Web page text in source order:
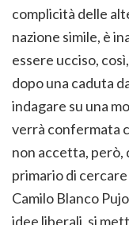
complicità delle
nazione simile, è
essere ucciso,
dopo una caduta
indagare su una
verrà confermata
non accetta, però,
primario di
Camilo Blanco
idee liberali, si